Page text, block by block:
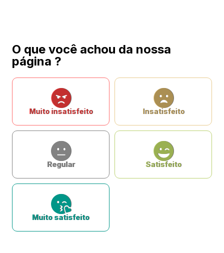
O que você achou da nossa
página ?
Muito insatisfeito Insatisfeito
Regular Satisfeito
Muito satisfeito